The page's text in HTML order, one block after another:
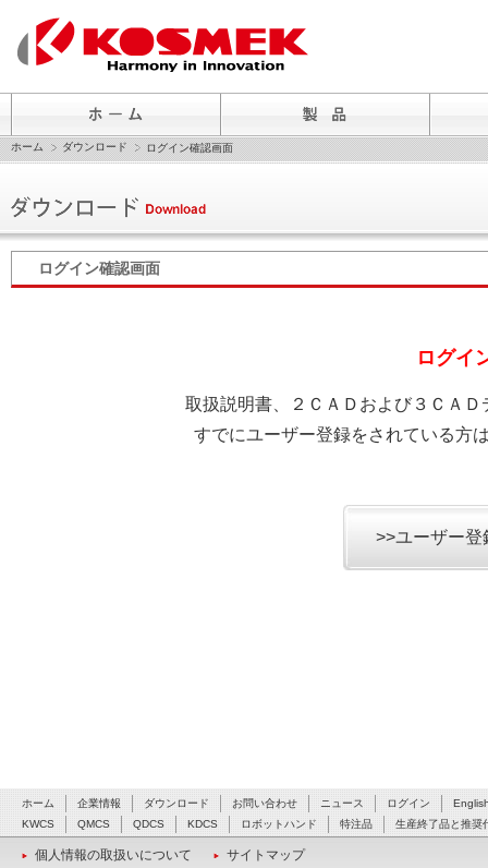
ホーム ダウンロード ログイン確認画面
ログイン確認画面
ログイ
取扱説明書、２ＣＡＤおよび３ＣＡ
すでにユーザー登録をされている方
>>ユーザー
ホーム 企業情報 ダウンロード お問い合わせ ニュース ログイン
KWCS
QMCS QDCS KDCS ロボットハンド 特注品 生産終了品と推奨
個人情報の取扱いについて サイトマップ